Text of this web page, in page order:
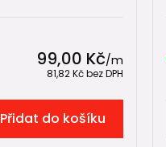
99,00 Kč/m
81,82 Kčbez DPH
Přidat do košíku